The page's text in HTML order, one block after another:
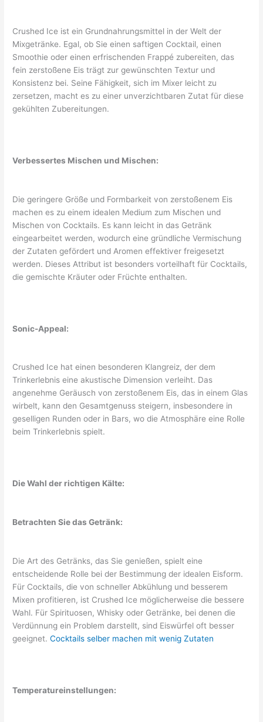
Crushed Ice ist ein Grundnahrungsmittel in der Welt der
Mixgetränke. Egal, ob Sie einen saftigen Cocktail, einen
Smoothie oder einen erfrischenden Frappé zubereiten, das
fein zerstoßene Eis trägt zur gewünschten Textur und
Konsistenz bei. Seine Fähigkeit, sich im Mixer leicht zu
zersetzen, macht es zu einer unverzichtbaren Zutat für diese
gekühlten Zubereitungen.
Verbessertes Mischen und Mischen:
Die geringere Größe und Formbarkeit von zerstoßenem Eis
machen es zu einem idealen Medium zum Mischen und
Mischen von Cocktails. Es kann leicht in das Getränk
eingearbeitet werden, wodurch eine gründliche Vermischung
der Zutaten gefördert und Aromen effektiver freigesetzt
werden. Dieses Attribut ist besonders vorteilhaft für Cocktails,
die gemischte Kräuter oder Früchte enthalten.
Sonic-Appeal:
Crushed Ice hat einen besonderen Klangreiz, der dem
Trinkerlebnis eine akustische Dimension verleiht. Das
angenehme Geräusch von zerstoßenem Eis, das in einem Glas
wirbelt, kann den Gesamtgenuss steigern, insbesondere in
geselligen Runden oder in Bars, wo die Atmosphäre eine Rolle
beim Trinkerlebnis spielt.
Die Wahl der richtigen Kälte:
Betrachten Sie das Getränk:
Die Art des Getränks, das Sie genießen, spielt eine
entscheidende Rolle bei der Bestimmung der idealen Eisform.
Für Cocktails, die von schneller Abkühlung und besserem
Mixen profitieren, ist Crushed Ice möglicherweise die bessere
Wahl. Für Spirituosen, Whisky oder Getränke, bei denen die
Verdünnung ein Problem darstellt, sind Eiswürfel oft besser
geeignet.Cocktails selber machen mit wenig Zutaten
Temperatureinstellungen: